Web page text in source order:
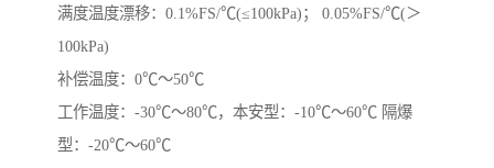
满度温度漂移：0.1%FS/℃(≤100kPa)； 0.05%FS/℃(＞
100kPa)
补偿温度：0℃～50℃
工作温度：-30℃～80℃，本安型：-10℃～60℃ 隔爆
型：-20℃～60℃